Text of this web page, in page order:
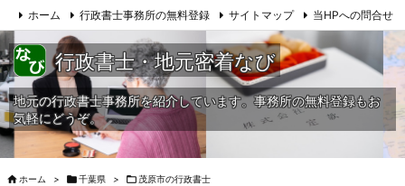
ホーム 行政書士事務所の無料登録 サイトマップ 当HPへの問合せ
行政書士・地元密着なび
地元の行政書士事務所を紹介しています。事務所の無料登録もお
気軽にどうぞ。
 ホーム > 千葉県 >  茂原市の行政書士